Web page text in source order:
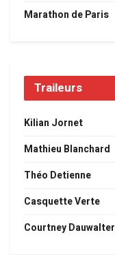
Marathon de Paris
Traileurs
Kilian Jornet
Mathieu Blanchard
Théo Detienne
Casquette Verte
Courtney Dauwalter